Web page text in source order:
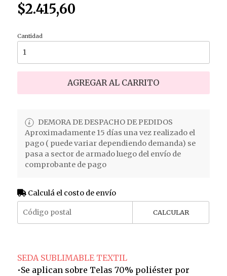
$2.415,60
Cantidad
AGREGAR AL CARRITO
DEMORA DE DESPACHO DE PEDIDOS
Aproximadamente 15 días una vez realizado el
pago ( puede variar dependiendo demanda) se
pasa a sector de armado luego del envío de
comprobante de pago
Calculá el costo de envío
CALCULAR
SEDA SUBLIMABLE TEXTIL
•Se aplican sobre Telas 70% poliéster por